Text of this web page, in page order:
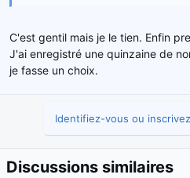
C'est gentil mais je le tien. Enfin
J'ai enregistré une quinzaine de
je fasse un choix.
Identifiez-vous ou
Discussions similaires